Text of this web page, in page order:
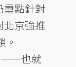
重點針對
北京強推
。
——也就